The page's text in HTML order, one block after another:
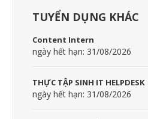
TUYỂN DỤNG KHÁC
Content Intern
ngày hết hạn: 31/08/2026
THỰC TẬP SINH IT HELPDESK
ngày hết hạn: 31/08/2026